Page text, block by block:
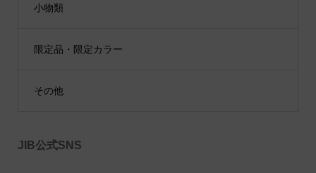
小物類
限定品・限定カラー
その他
JIB公式SNS